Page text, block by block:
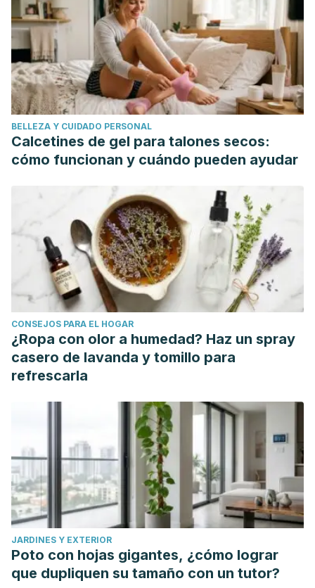
diuréticas y ayudas hiperhidrantes en el deporte."
Nutrición Hospitalaria 29.1 (2014): 21-25.
Saker, Pascal, et al. "Overdrinking, swallowing inhibition,
and regional brain responses prior to swallowing."
Proceedings of the National Academy of Sciences 113.43
(2016): 12274-12279.
Magal, Meir, Yoav Cohen-Sivan, and Yuval Heled.
"Estrategias de Hiperhidratación:¿ Son Efectivas?-G-
SE/Editorial Board/Dpto. Contenido." PubliCE (2005).
Barbona, Oscar, and Esteban Rivas. "Importancia de la
hiperhidratacion en los tratamientos con quimioterapia."
Medicina Infantil. Un 7.2 (2000): 122-123.
BELLEZA Y CUIDADO PERSONAL
Calcetines de gel para talones secos:
cómo funcionan y cuándo pueden ayudar
CONSEJOS PARA EL HOGAR
¿Ropa con olor a humedad? Haz un spray
casero de lavanda y tomillo para
refrescarla
JARDINES Y EXTERIOR
Poto con hojas gigantes, ¿cómo lograr
que dupliquen su tamaño con un tutor?